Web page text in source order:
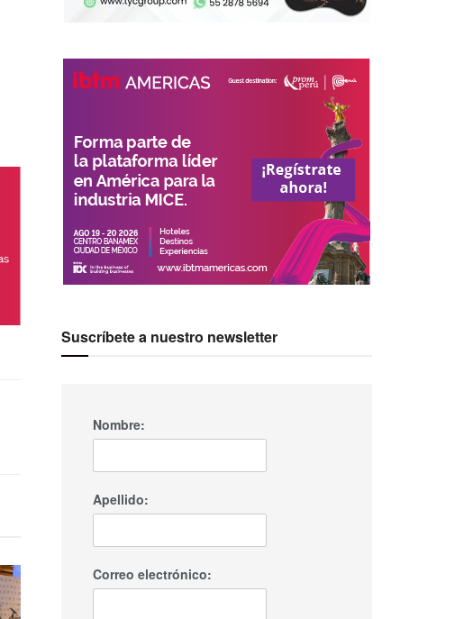
Suscríbete a nuestro newsletter
Nombre:
Apellido:
Correo electrónico: